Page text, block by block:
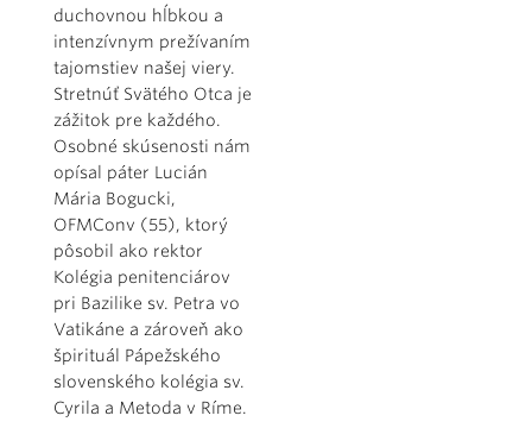
duchovnou hĺbkou a
intenzívnym prežívaním
tajomstiev našej viery.
Stretnúť Svätého Otca je
zážitok pre každého.
Osobné skúsenosti nám
opísal páter Lucián
Mária Bogucki,
OFMConv (55), ktorý
pôsobil ako rektor
Kolégia penitenciárov
pri Bazilike sv. Petra vo
Vatikáne a zároveň ako
špirituál Pápežského
slovenského kolégia sv.
Cyrila a Metoda v Ríme.